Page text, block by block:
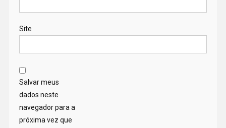
Site
Salvar meus
dados neste
navegador para a
próxima vez que